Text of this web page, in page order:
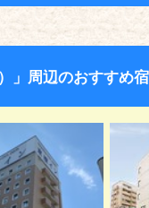
」周辺のおすすめ